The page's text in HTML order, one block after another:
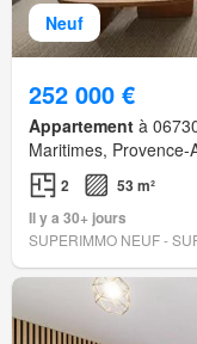
Neuf
252 000 €
Appartement à
Maritimes, Provence-
2
53 m²
Il y a 30+ jours
SUPERIMMO NEUF -